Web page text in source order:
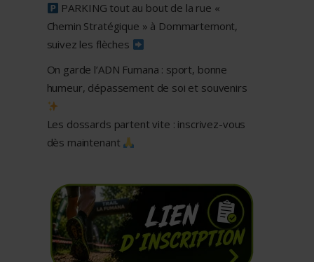
PARKING tout au bout de la rue «
Chemin Stratégique » à Dommartemont,
suivez les flèches
On garde l’ADN Fumana : sport, bonne
humeur, dépassement de soi et souvenirs
Les dossards partent vite : inscrivez-vous
dès maintenant